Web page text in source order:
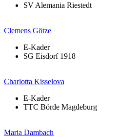
SV Alemania Riestedt
Clemens Götze
E-Kader
SG Eisdorf 1918
Charlotta Kisselova
E-Kader
TTC Börde Magdeburg
Maria Dambach